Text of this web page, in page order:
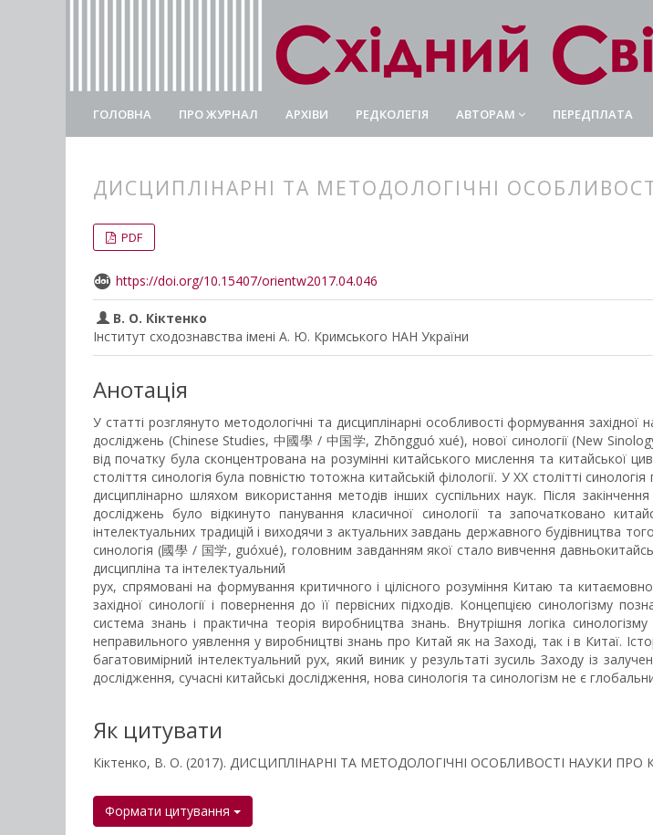
ГОЛОВНА ПРО ЖУРНАЛ АРХІВИ РЕДКОЛЕГІЯ АВТОРАМ ПЕРЕДПЛАТА
ДИСЦИПЛІНАРНІ ТА МЕТОДОЛОГІЧНІ
##plugins.themes.bootstrap3.article.main##
##plugins.themes.bootstrap3.article.sidebar##
PDF
https://doi.org/10.15407/orientw2017.04.046
В. О. Кіктенко
Інститут сходознавства імені А. Ю. Кримського НАН України
Анотація
У статті розглянуто методологічні та дисциплінарні особливості формування
досліджень (Chinese Studies, 中國學 / 中国学, Zhōngguó xué), нової синології (New
від початку була сконцентрована на розумінні китайського мислення та китайської
століття синологія була повністю тотожна китайській філології. У ХХ столітті
дисциплінарно шляхом використання методів інших суспільних наук. Після
досліджень було відкинуто панування класичної синології та започатковано
інтелектуальних традицій і виходячи з актуальних завдань державного будівництва
синологія (國學 / 国学, guóxué), головним завданням якої стало вивчення
дисципліна та інтелектуальний
рух, спрямовані на формування критичного і цілісного розуміння Китаю та
західної синології і повернення до її первісних підходів. Концепцією синологізму
система знань і практична теорія виробництва знань. Внутрішня логіка
неправильного уявлення у виробництві знань про Китай як на Заході, так і в Китаї.
багатовимірний інтелектуальний рух, який виник у результаті зусиль Заходу із
дослідження, сучасні китайські дослідження, нова синологія та синологізм не є
Як цитувати
Кіктенко, В. О. (2017). ДИСЦИПЛІНАРНІ ТА МЕТОДОЛОГІЧНІ ОСОБЛИВОСТІ НАУКИ ПРО
Формати цитування